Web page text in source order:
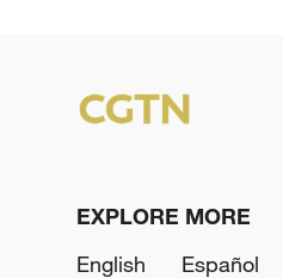
EXPLORE MORE
English
Español